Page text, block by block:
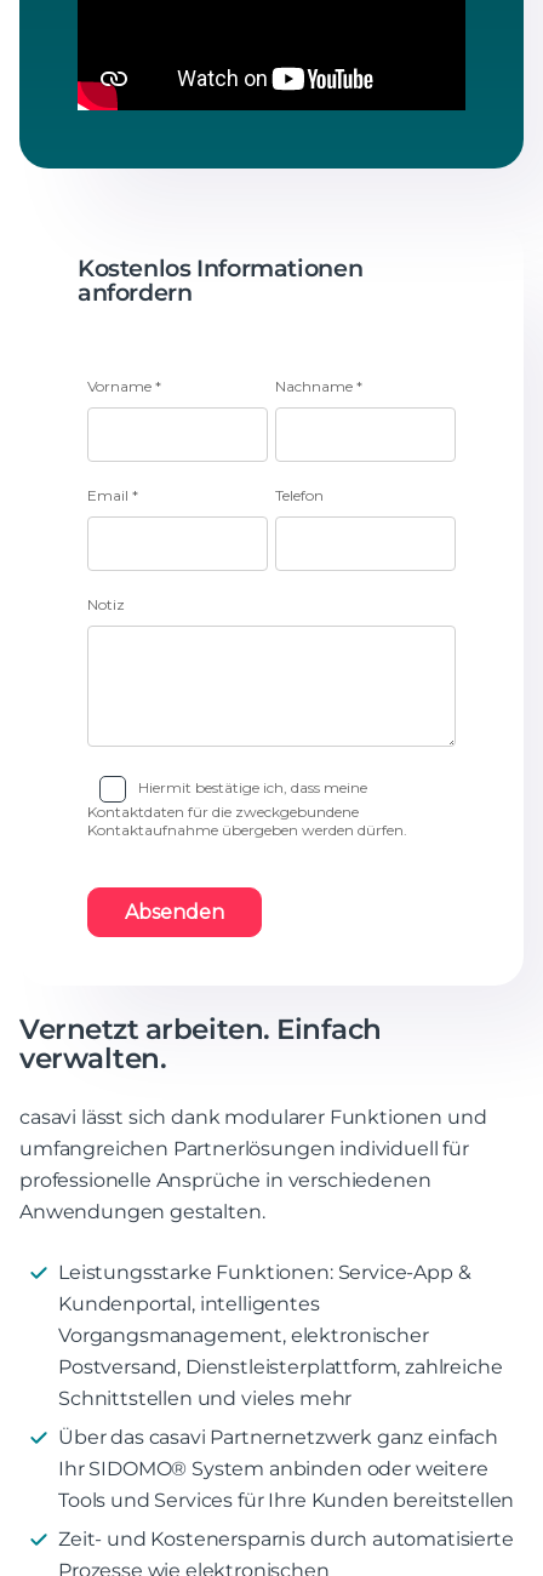
Kostenlos Informationen
anfordern
Vernetzt arbeiten. Einfach
verwalten.
casavi lässt sich dank modularer Funktionen und
umfangreichen Partnerlösungen individuell für
professionelle Ansprüche in verschiedenen
Anwendungen gestalten.
Leistungsstarke Funktionen: Service-App &
Kundenportal, intelligentes
Vorgangsmanagement, elektronischer
Postversand, Dienstleisterplattform, zahlreiche
Schnittstellen und vieles mehr
Über das casavi Partnernetzwerk ganz einfach
Ihr SIDOMO® System anbinden oder weitere
Tools und Services für Ihre Kunden bereitstellen
Zeit- und Kostenersparnis durch automatisierte
Prozesse wie elektronischen